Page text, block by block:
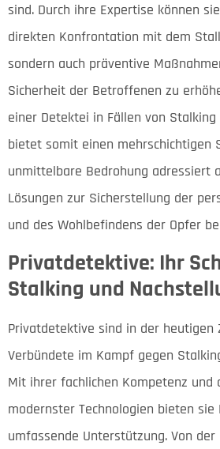
sind. Durch ihre Expertise können
direkten Konfrontation mit dem
sondern auch präventive
Sicherheit der Betroffenen zu
einer Detektei in Fällen von Stalking
bietet somit einen mehrschichtigen
unmittelbare Bedrohung adressiert
Lösungen zur Sicherstellung der
und des Wohlbefindens der Opfer
Privatdetektive: Ihr
Stalking und
Privatdetektive sind in der heutigen
Verbündete im Kampf gegen
Mit ihrer fachlichen Kompetenz und
modernster Technologien bieten
umfassende Unterstützung. Von der